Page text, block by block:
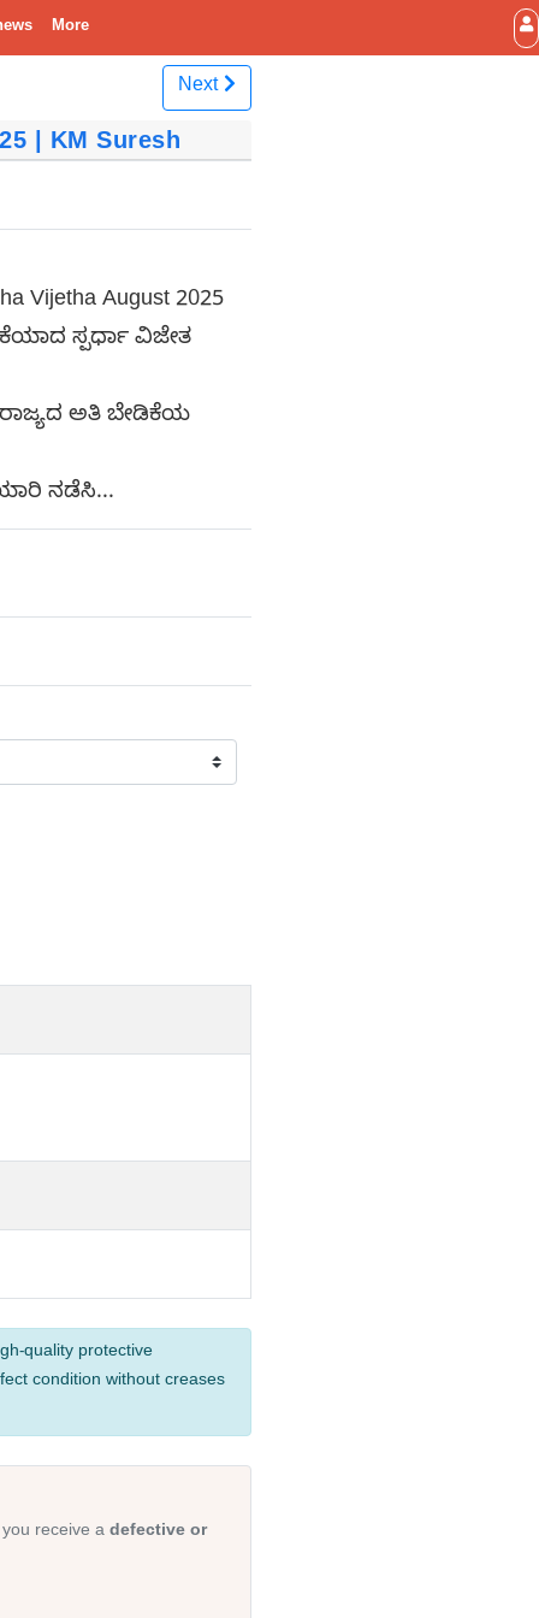
More
Next
| KM Suresh
Vijetha August 2025
ಸ್ಪರ್ಧಾ ವಿಜೇತ
ರಾಜ್ಯದ ಅತಿ ಬೇಡಿಕೆಯ
ನಡೆಸಿ...
quality protective
condition without creases
receive a defective or